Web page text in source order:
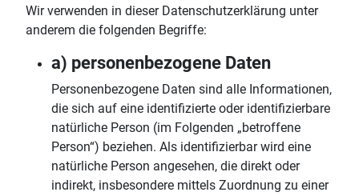
Wir verwenden in dieser Datenschutzerklärung unter
anderem die folgenden Begriffe:
a) personenbezogene Daten
Personenbezogene Daten sind alle Informationen,
die sich auf eine identifizierte oder identifizierbare
natürliche Person (im Folgenden „betroffene
Person“) beziehen. Als identifizierbar wird eine
natürliche Person angesehen, die direkt oder
indirekt, insbesondere mittels Zuordnung zu einer